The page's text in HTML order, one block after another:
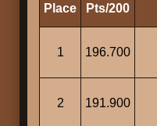
Place Pts/200
1 196.700
2 191.900